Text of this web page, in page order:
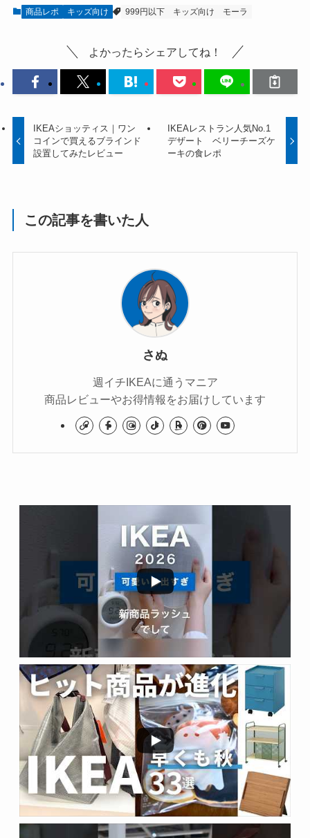
商品レポ キッズ向け 999円以下 キッズ向け モーラ
よかったらシェアしてね！
IKEAショッティス｜ワン
コインで買えるブラインド
設置してみたレビュー
IKEAレストラン人気No.1
デザート ベリーチーズケ
ーキの食レポ
この記事を書いた人
さぬ
週イチIKEAに通うマニア
商品レビューやお得情報をお届けしています